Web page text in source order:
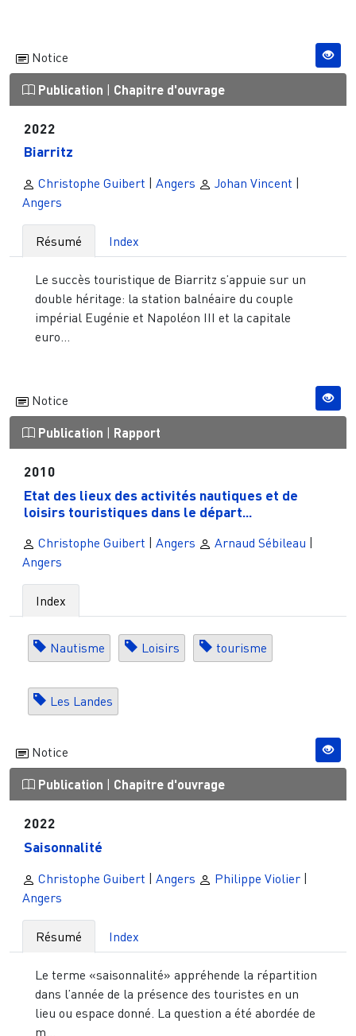
Notice
Publication | Chapitre d'ouvrage
2022
Biarritz
Christophe Guibert Angers Johan Vincent
Angers
Résumé Index
Le succès touristique de Biarritz s’appuie sur un
double héritage: la station balnéaire du couple
impérial Eugénie et Napoléon III et la capitale
euro...
Notice
Publication Rapport
2010
Etat des lieux des activités nautiques et de
loisirs touristiques dans le départ...
Christophe Guibert Angers Arnaud Sébileau
Angers
Index
Nautisme Loisirs tourisme
Les Landes
Notice
Publication Chapitre d'ouvrage
2022
Saisonnalité
Christophe Guibert | Angers Philippe Violier |
Angers
Résumé Index
Le terme «saisonnalité» appréhende la répartition
dans l’année de la présence des touristes en un
lieu ou espace donné. La question a été abordée de
m...